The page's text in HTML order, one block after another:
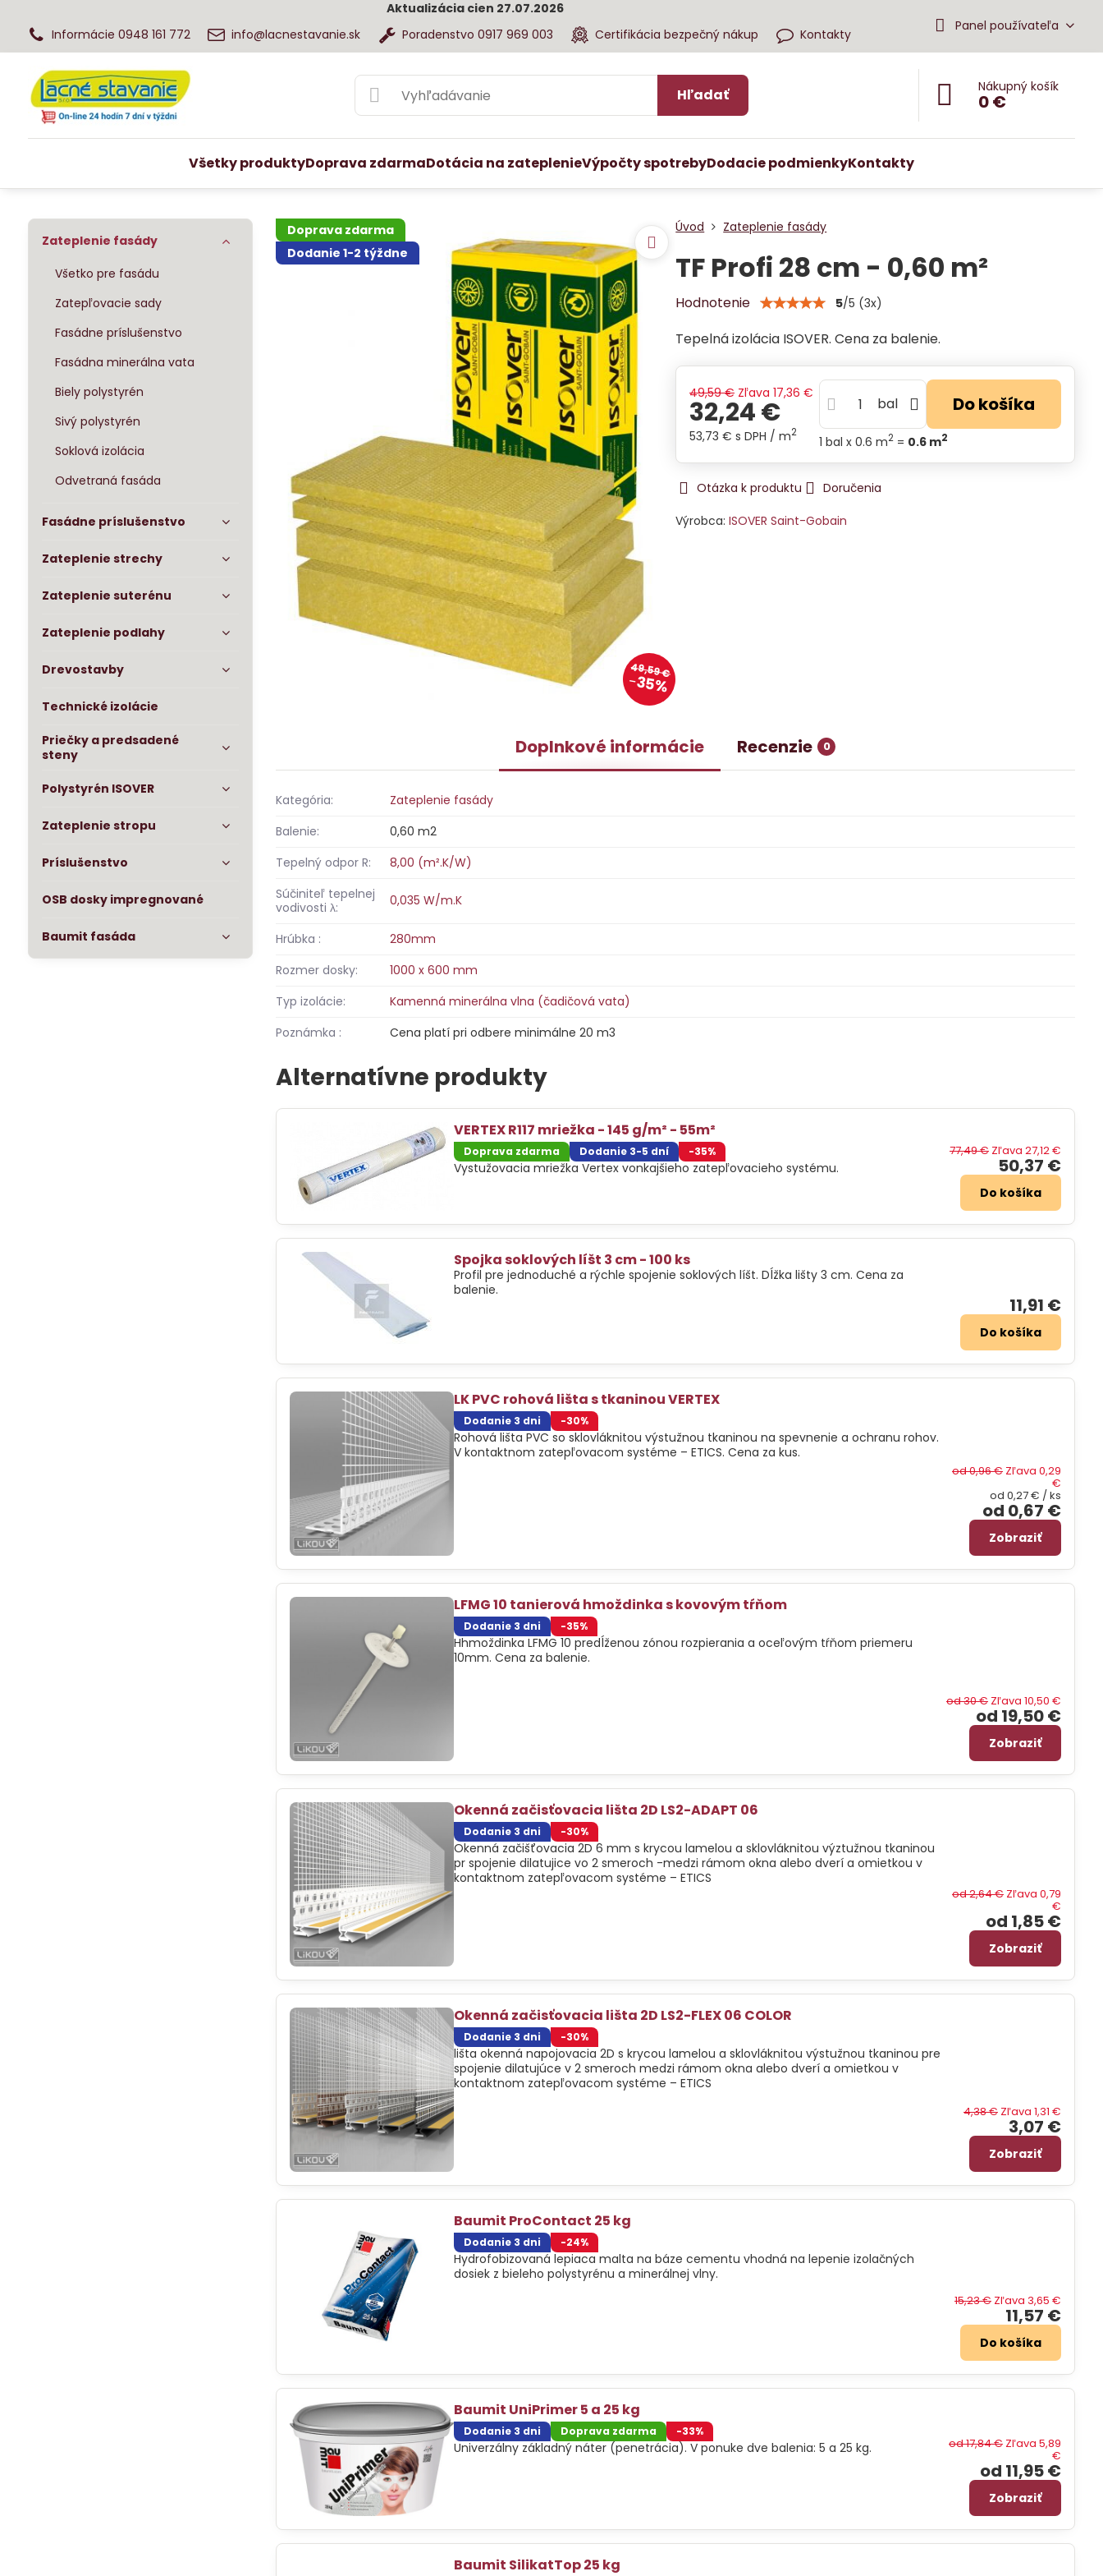
Aktualizácia cien 27.07.2026
Informácie 0948 161 772
info@lacnestavanie.sk Poradenstvo 0917 969 003 Certifikácia bezpečný nákup Kontakty
Panel používateľa
Hľadať Nákupný košík
0 €
Všetky produktyDoprava zdarmaDotácia na zateplenieVýpočty spotrebyDodacie podmienkyKontakty
Doprava zdarma
Dodanie 1-2 týždne
49,59 €
35%
Úvod Zateplenie fasády
TF Profi 28 cm - 0,60 m²
Hodnotenie 5/5 (3x)
Tepelná izolácia ISOVER. Cena za balenie.
49,59 € Zľava 17,36 €
32,24 €
53,73 € s DPH / m2
bal Do košíka
1 balx 0.6 m2 = 0.6 m2
Otázka k produktu
Doručenia
Výrobca:ISOVER Saint-Gobain
Doplnkové informácie Recenzie 0
Kategória:
Zateplenie fasády
Balenie:
0,60 m2
Tepelný odpor R:
8,00 (m².K/W)
Súčiniteľ tepelnej
vodivosti λ:
0,035 W/m.K
Hrúbka :
280mm
Rozmer dosky:
1000 x 600 mm
Typ izolácie:
Kamenná minerálna vlna (čadičová vata)
Poznámka :
Cena platí pri odbere minimálne 20 m3
Alternatívne produkty
VERTEX R117 mriežka - 145 g/m² - 55m²
Doprava zdarma Dodanie 3-5 dní -35%
Vystužovacia mriežka Vertex vonkajšieho zatepľovacieho systému. 50,37 €
77,49 € Zľava 27,12 €
Do košíka
Spojka soklových líšt 3 cm - 100 ks
Profil pre jednoduché a rýchle spojenie soklových líšt. Dĺžka lišty 3 cm. Cena za
balenie.
11,91 €
Do košíka
LK PVC rohová lišta s tkaninou VERTEX
Dodanie 3 dni -30%
Rohová lišta PVC so sklovláknitou výstužnou tkaninou na spevnenie a ochranu rohov.
V kontaktnom zatepľovacom systéme – ETICS. Cena za kus.
od 0,67 €
od 0,96 € Zľava 0,29
€
od 0,27 € / ks
Zobraziť
LFMG 10 tanierová hmoždinka s kovovým tŕňom
Dodanie 3 dni -35%
Hhmoždinka LFMG 10 predĺženou zónou rozpierania a oceľovým tŕňom priemeru
10mm. Cena za balenie.
od 19,50 €
od 30 € Zľava 10,50 €
Zobraziť
Okenná začisťovacia lišta 2D LS2-ADAPT 06
Dodanie 3 dni -30%
Okenná začišťovacia 2D 6 mm s krycou lamelou a sklovláknitou výztužnou tkaninou
pr spojenie dilatujice vo 2 smeroch -medzi rámom okna alebo dverí a omietkou v
kontaktnom zatepľovacom systéme – ETICS
od 1,85 €
od 2,64 € Zľava 0,79
€
Zobraziť
Okenná začisťovacia lišta 2D LS2-FLEX 06 COLOR
Dodanie 3 dni -30%
lišta okenná napojovacia 2D s krycou lamelou a sklovláknitou výstužnou tkaninou pre
spojenie dilatujúce v 2 smeroch medzi rámom okna alebo dverí a omietkou v
kontaktnom zatepľovacom systéme – ETICS
3,07 €
4,38 € Zľava 1,31 €
Zobraziť
Baumit ProContact 25 kg
Dodanie 3 dni -24%
Hydrofobizovaná lepiaca malta na báze cementu vhodná na lepenie izolačných
dosiek z bieleho polystyrénu a minerálnej vlny.
11,57 €
15,23 € Zľava 3,65 €
Do košíka
Baumit UniPrimer 5 a 25 kg
Dodanie 3 dni Doprava zdarma -33%
Univerzálny základný náter (penetrácia). V ponuke dve balenia: 5 a 25 kg.
od 11,95 €
od 17,84 € Zľava 5,89
€
Zobraziť
Baumit SilikatTop 25 kg
Zateplenie fasády
Všetko pre fasádu
Zatepľovacie sady
Fasádne príslušenstvo
Fasádna minerálna vata
Biely polystyrén
Sivý polystyrén
Soklová izolácia
Odvetraná fasáda
Fasádne príslušenstvo
Zateplenie strechy
Zateplenie suterénu
Zateplenie podlahy
Drevostavby
Technické izolácie
Priečky a predsadené
steny
Polystyrén ISOVER
Zateplenie stropu
Príslušenstvo
OSB dosky impregnované
Baumit fasáda